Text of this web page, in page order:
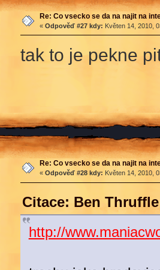
Re: Co vsecko se da na najit na
« Odpověď #27 kdy: Květen 14, 2010,
tak to je pekne
Re: Co vsecko se da na najit na
« Odpověď #28 kdy: Květen 14, 2010,
Citace: Ben
http://